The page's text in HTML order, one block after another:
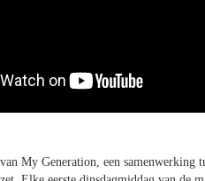
My Generation, een samenwerking